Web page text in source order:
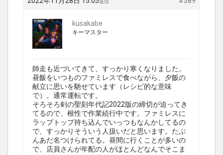
返信
kusakabe
キーマスター
師走も近づいてきて、すっかり寒くなりました。
昼飯をいつものファミレスで食べながら、夕飯の
献立に思いを馳せています（レシピ的な意味
で）。通常運転です。
そろそろ剣の聖刻年代記2022版の締切が迫ってき
てるので、根性で作業続行中です。ファミレスに
ラップトップ持ち込んでいっつもなんかしてるの
で、すっかりそういう人扱いだと思います。たぶ
んあだ名つけられてる。昼間に行くことが多いの
で、店員さんが年配の人がほとんどなんでそこま